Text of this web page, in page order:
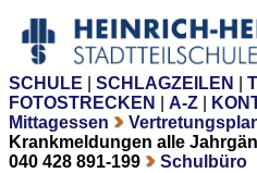
SCHULE SCHLAGZEILEN
FOTOSTRECKEN
A-Z
Mittagessen
Krankmeldungen alle
040 428 891-199
Schulbüro